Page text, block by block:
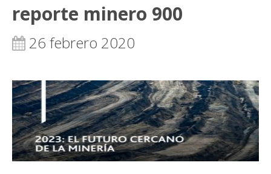
reporte minero 900
26 febrero 2020